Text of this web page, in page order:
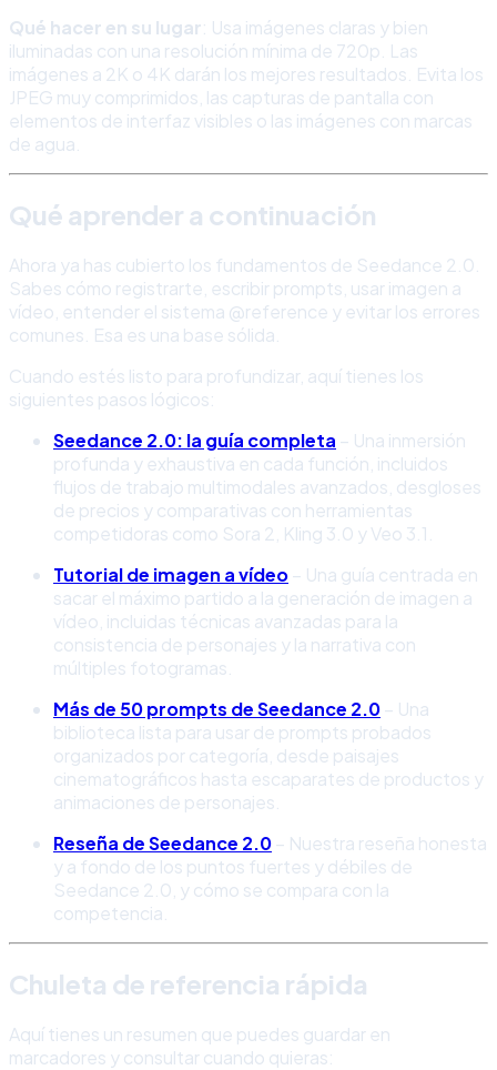
Qué hacer en su lugar: Usa imágenes claras y bien
iluminadas con una resolución mínima de 720p. Las
imágenes a 2K o 4K darán los mejores resultados. Evita los
JPEG muy comprimidos, las capturas de pantalla con
elementos de interfaz visibles o las imágenes con marcas
de agua.
Qué aprender a continuación
Ahora ya has cubierto los fundamentos de Seedance 2.0.
Sabes cómo registrarte, escribir prompts, usar imagen a
vídeo, entender el sistema @reference y evitar los errores
comunes. Esa es una base sólida.
Cuando estés listo para profundizar, aquí tienes los
siguientes pasos lógicos:
Seedance 2.0: la guía completa – Una inmersión
profunda y exhaustiva en cada función, incluidos
flujos de trabajo multimodales avanzados, desgloses
de precios y comparativas con herramientas
competidoras como Sora 2, Kling 3.0 y Veo 3.1.
Tutorial de imagen a vídeo– Una guía centrada en
sacar el máximo partido a la generación de imagen a
vídeo, incluidas técnicas avanzadas para la
consistencia de personajes y la narrativa con
múltiples fotogramas.
Más de 50 prompts de Seedance 2.0– Una
biblioteca lista para usar de prompts probados
organizados por categoría, desde paisajes
cinematográficos hasta escaparates de productos y
animaciones de personajes.
Reseña de Seedance 2.0– Nuestra reseña honesta
y a fondo de los puntos fuertes y débiles de
Seedance 2.0, y cómo se compara con la
competencia.
Chuleta de referencia rápida
Aquí tienes un resumen que puedes guardar en
marcadores y consultar cuando quieras: